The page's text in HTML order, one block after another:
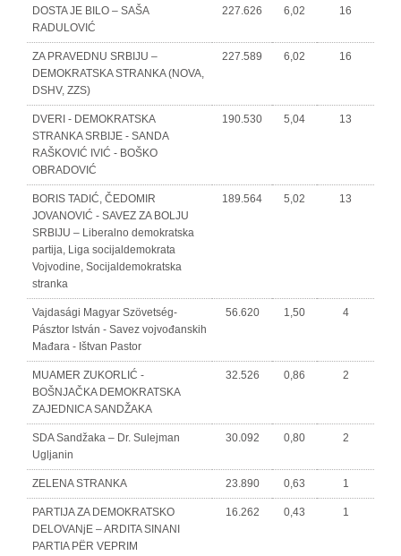
DOSTA JE BILO – SAŠA
RADULOVIĆ
227.626 6,02 16
ZA PRAVEDNU SRBIJU –
DEMOKRATSKA STRANKA (NOVA,
DSHV, ZZS)
227.589 6,02 16
DVERI - DEMOKRATSKA
STRANKA SRBIJE - SANDA
RAŠKOVIĆ IVIĆ - BOŠKO
OBRADOVIĆ
190.530 5,04 13
BORIS TADIĆ, ČEDOMIR
JOVANOVIĆ - SAVEZ ZA BOLJU
SRBIJU – Liberalno demokratska
partija, Liga socijaldemokrata
Vojvodine, Socijaldemokratska
stranka
189.564 5,02 13
Vajdasági Magyar Szövetség-
Pásztor István - Savez vojvođanskih
Mađara - Ištvan Pastor
56.620 1,50 4
MUAMER ZUKORLIĆ -
BOŠNJAČKA DEMOKRATSKA
ZAJEDNICA SANDŽAKA
32.526 0,86 2
SDA Sandžaka – Dr. Sulejman
Ugljanin
30.092 0,80 2
ZELENA STRANKA 23.890 0,63 1
PARTIJA ZA DEMOKRATSKO
DELOVANjE – ARDITA SINANI
PARTIA PËR VEPRIM
16.262 0,43 1